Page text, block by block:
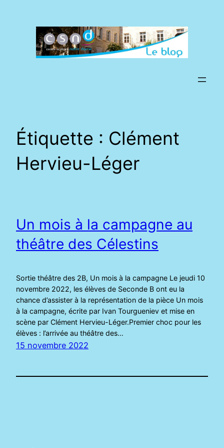
Étiquette : Clément
Hervieu-Léger
Un mois à la campagne au
théâtre des Célestins
Sortie théâtre des 2B, Un mois à la campagne Le jeudi 10
novembre 2022, les élèves de Seconde B ont eu la
chance d’assister à la représentation de la pièce Un mois
à la campagne, écrite par Ivan Tourgueniev et mise en
scène par Clément Hervieu-Léger.Premier choc pour les
élèves : l’arrivée au théâtre des…
15 novembre 2022